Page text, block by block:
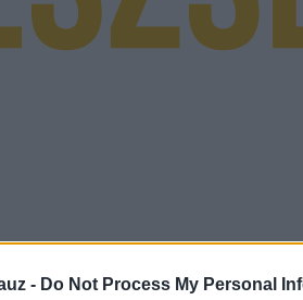
- Do Not Process My Personal